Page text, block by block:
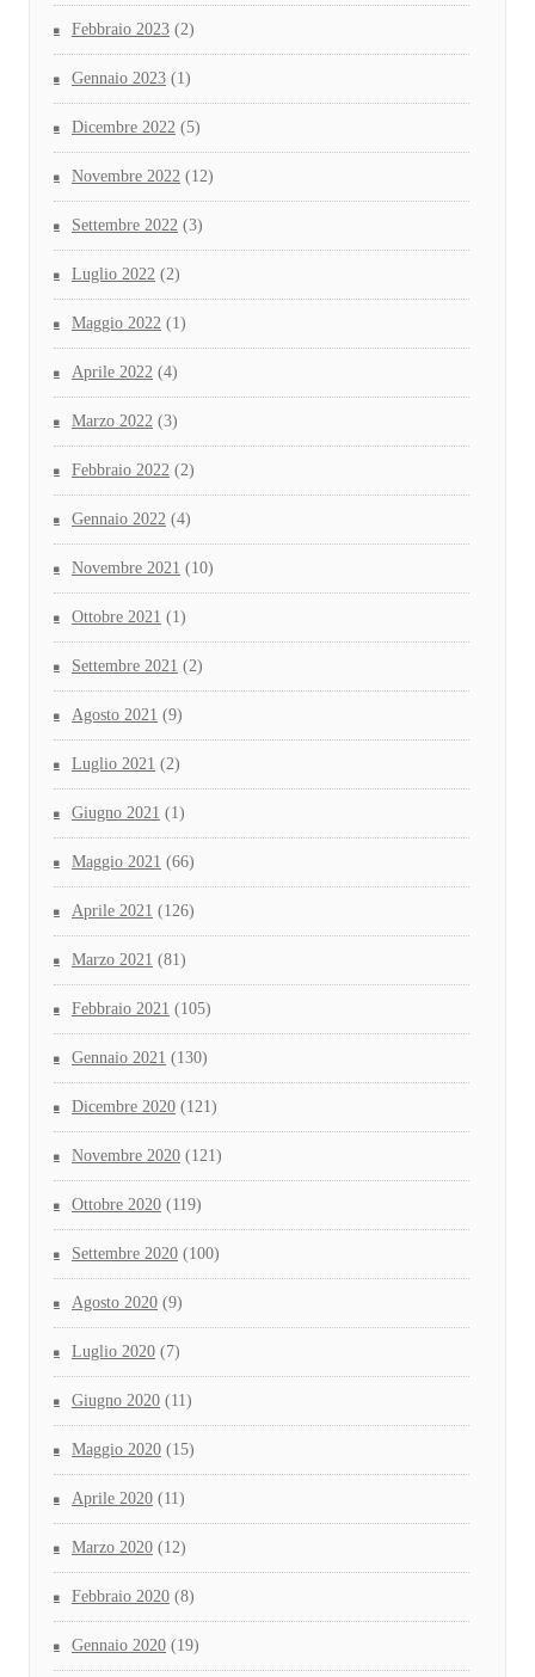
Febbraio 2023 (2)
Gennaio 2023 (1)
Dicembre 2022 (5)
Novembre 2022 (12)
Settembre 2022 (3)
Luglio 2022 (2)
Maggio 2022 (1)
Aprile 2022 (4)
Marzo 2022 (3)
Febbraio 2022 (2)
Gennaio 2022 (4)
Novembre 2021 (10)
Ottobre 2021 (1)
Settembre 2021 (2)
Agosto 2021 (9)
Luglio 2021 (2)
Giugno 2021 (1)
Maggio 2021 (66)
Aprile 2021 (126)
Marzo 2021 (81)
Febbraio 2021 (105)
Gennaio 2021 (130)
Dicembre 2020 (121)
Novembre 2020 (121)
Ottobre 2020 (119)
Settembre 2020 (100)
Agosto 2020 (9)
Luglio 2020 (7)
Giugno 2020 (11)
Maggio 2020 (15)
Aprile 2020 (11)
Marzo 2020 (12)
Febbraio 2020 (8)
Gennaio 2020 (19)